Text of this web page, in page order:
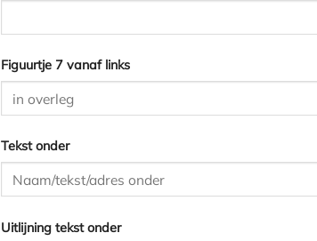
Figuurtje 7 vanaf links
Tekst onder
Uitlijning tekst onder